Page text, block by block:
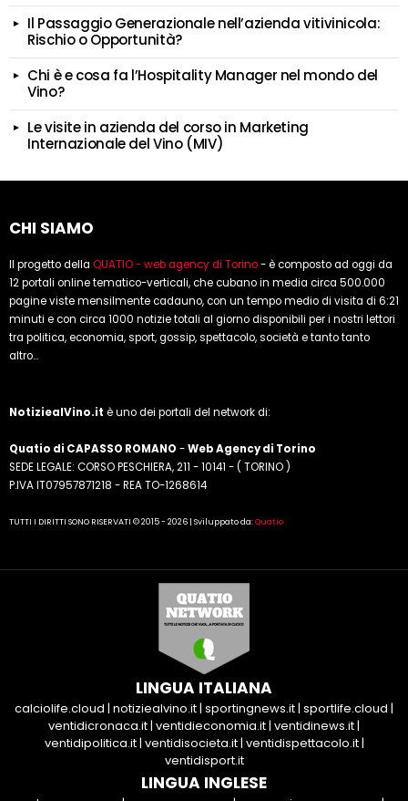
Il Passaggio Generazionale nell’azienda vitivinicola:
Rischio o Opportunità?
Chi è e cosa fa l’Hospitality Manager nel mondo del
Vino?
Le visite in azienda del corso in Marketing
Internazionale del Vino (MIV)
CHI SIAMO
Il progetto della QUATIO - web agency di Torino- è composto ad oggi da
12 portali online tematico-verticali, che cubano in media circa 500.000
pagine viste mensilmente cadauno, con un tempo medio di visita di 6:21
minuti e con circa 1000 notizie totali al giorno disponibili per i nostri lettori
tra politica, economia, sport, gossip, spettacolo, società e tanto tanto
altro...
NotiziealVino.it è uno dei portali del network di:
Quatio di CAPASSO ROMANO -Web Agency di Torino
SEDE LEGALE: CORSO PESCHIERA, 211 - 10141 - ( TORINO )
P.IVA IT07957871218 - REA TO-1268614
TUTTI I DIRITTI SONO RISERVATI © 2015 - 2026 | Sviluppato da:Quatio
LINGUA ITALIANA
calciolife.cloud | notiziealvino.it| sportingnews.it| sportlife.cloud |
ventidicronaca.it| ventidieconomia.it| ventidinews.it|
ventidipolitica.it| ventidisocieta.it| ventidispettacolo.it|
ventidisport.it
LINGUA INGLESE